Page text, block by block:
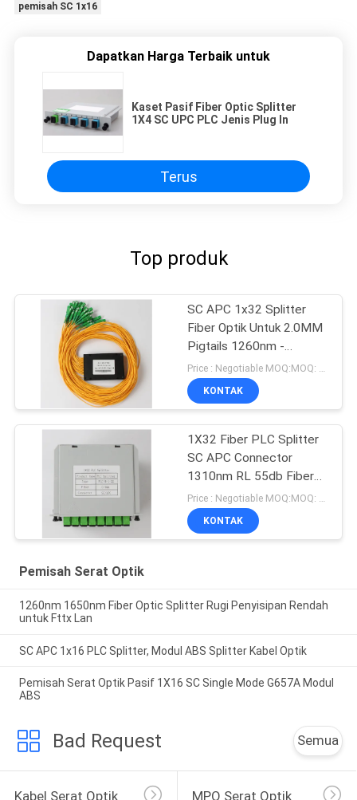
pemisah SC 1x16
Dapatkan Harga Terbaik untuk
Kaset Pasif Fiber Optic Splitter
1X4 SC UPC PLC Jenis Plug In
Terus
Top produk
SC APC 1x32 Splitter
Fiber Optik Untuk 2.0MM
Pigtails 1260nm -
1650nm Panjang Kerja
Price : Negotiable MOQ:MOQ: 100 PCS
KONTAK
1X32 Fiber PLC Splitter
SC APC Connector
1310nm RL 55db Fiber
0.9mm
KONTAK
Pemisah Serat Optik
1260nm 1650nm Fiber Optic Splitter Rugi Penyisipan Rendah
untuk Fttx Lan
SC APC 1x16 PLC Splitter, Modul ABS Splitter Kabel Optik
Pemisah Serat Optik Pasif 1X16 SC Single Mode G657A Modul
ABS
Bad Request Semua
Kabel Serat Optik MPO Serat Optik